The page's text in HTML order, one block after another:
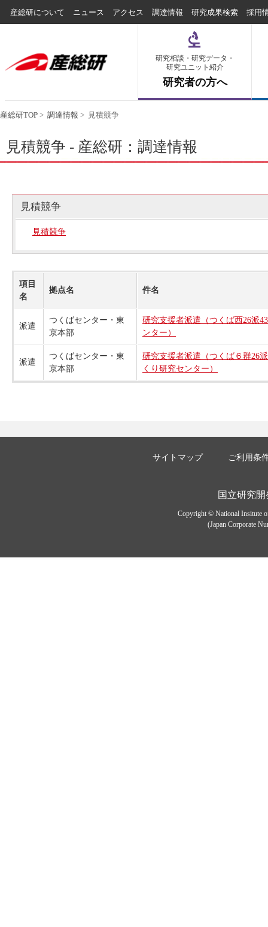
産総研について ニュース アクセス 調達情報 研究成果検索 採用
研究相談・研究データ・
研究ユニット紹介
研究者の方へ
産総研TOP > 調達情報 > 見積競争
見積競争 - 産総研：調達情報
見積競争
見積競争
項目
名
拠点名 件名
派遣
つくばセンター・東
京本部
研究支援者派遣（つくば西26派
ンター）
派遣
つくばセンター・東
京本部
研究支援者派遣（つくば６群26
くり研究センター）
サイトマップ ご利用条
国立研究
Copyright © National Insitute
(Japan Corporate